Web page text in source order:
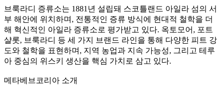
브룩라디 증류소는 1881년 설립돼 스코틀랜드 아일라 섬의 서
부 해안에 위치하며, 전통적인 증류 방식에 현대적 철학을 더
해 혁신적인 아일라 증류소로 평가받고 있다. 옥토모어, 포트
샬롯, 브룩라디 등 세 가지 브랜드 라인을 통해 다양한 피트 강
도와 철학을 표현하며, 지역 농업과 지속 가능성, 그리고 테루
아 중심의 위스키 생산을 핵심 가치로 삼고 있다.
메타베브코리아 소개